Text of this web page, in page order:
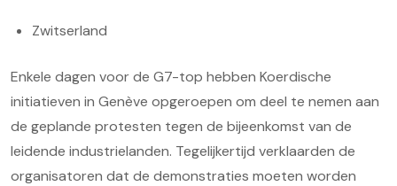
Zwitserland
Enkele dagen voor de G7-top hebben Koerdische
initiatieven in Genève opgeroepen om deel te nemen aan
de geplande protesten tegen de bijeenkomst van de
leidende industrielanden. Tegelijkertijd verklaarden de
organisatoren dat de demonstraties moeten worden